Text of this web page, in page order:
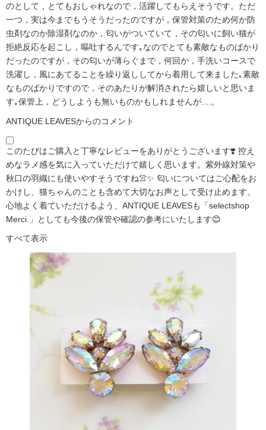
のとして，とてもおしゃれなので，活躍してもらえそうです。ただ
一つ，実は今までもうそうだったのですが，保管対策のため何か防
虫剤なのか除湿剤なのか，匂いがついていて，その匂いに飼い猫が
拒絶反応を起こし，嘔吐するんです｡なのでとても素敵なものばかり
だったのですが，その匂いが薄らぐまで，何回か，手洗いコースで
洗濯し，風にあてることを繰り返ししてから着用して来ました｡素敵
なものばかりですので，そのあたりが解消されたら嬉しいと思いま
す｡保管上，どうしようも無いものかもしれませんが....。
ANTIQUE LEAVESからのコメント
このたびはご購入と丁寧なレビューをありがとうございます❣️ 控え
めなラメ感を気に入っていただけて嬉しく思います。紫外線対策や
秋口の羽織にも使いやすそうですね👚✨ 匂いについてはご心配をお
かけし、猫ちゃんのことも含めて大切なお声として受け止めます。
心地よく着ていただけるよう、ANTIQUE LEAVESも「selectshop
Merci.」としても今後の保管や確認の参考にいたします😊
すべて表示